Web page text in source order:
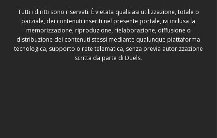
Tutti i diritti sono riservati. È vietata qualsiasi utilizzazione, totale o
parziale, dei contenuti inseriti nel presente portale, ivi inclusa la
memorizzazione, riproduzione, rielaborazione, diffusione o
distribuzione dei contenuti stessi mediante qualunque piattaforma
tecnologica, supporto o rete telematica, senza previa autorizzazione
scritta da parte di Duels.